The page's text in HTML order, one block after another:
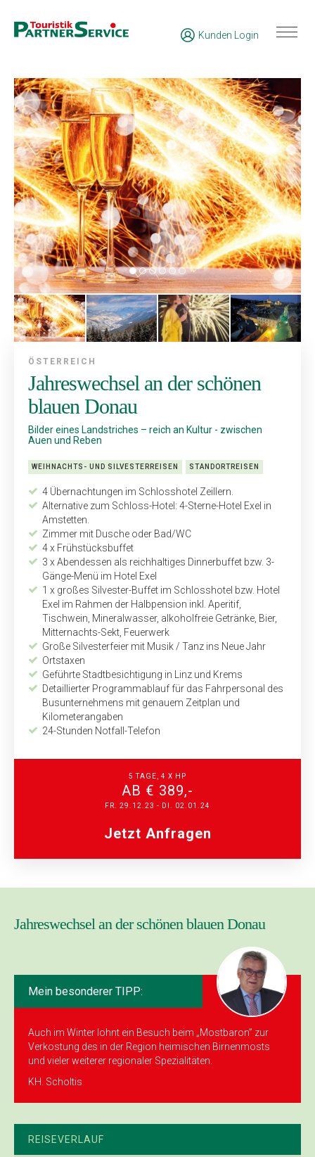
Kunden Login
ÖSTERREICH
Jahreswechsel an der schönen
blauen Donau
Bilder eines Landstriches – reich an Kultur - zwischen
Auen und Reben
WEIHNACHTS- UND SILVESTERREISEN STANDORTREISEN
4 Übernachtungen im Schloss­hotel Zeillern.
Alternative zum Schloss-Hotel: 4-Sterne-Hotel Exel in
Amstetten.
Zimmer mit Dusche oder Bad/WC
4 x Frühstücksbuffet
3 x Abendessen als reichhaltiges Dinnerbuffet bzw. 3-
Gänge-Menü im Hotel Exel
1 x großes Silvester-Buffet im Schlosshotel bzw. Hotel
Exel im Rahmen der Halbpension inkl. Aperitif,
Tischwein, Mineralwasser, alkoholfreie Getränke, Bier,
Mitternachts-Sekt, Feuerwerk
Große Silvesterfeier mit Musik / Tanz ins Neue Jahr
Ortstaxen
Geführte Stadtbesichtigung in Linz und Krems
Detaillierter Programmablauf für das Fahrpersonal des
Bus­unternehmens mit genauem Zeitplan und
Kilometerangaben
24-Stunden Notfall-Telefon
5 TAGE, 4 X HP
AB € 389,-
FR. 29.12.23 - DI. 02.01.24
Jetzt Anfragen
Jahreswechsel an der schönen blauen Donau
Mein besonderer TIPP:
Auch im Winter lohnt ein Besuch beim „Mostbaron” zur
Verkostung des in der Region heimischen Birnenmosts
und vieler weiterer regionaler Spezialitäten.
KH. Scholtis
REISEVERLAUF